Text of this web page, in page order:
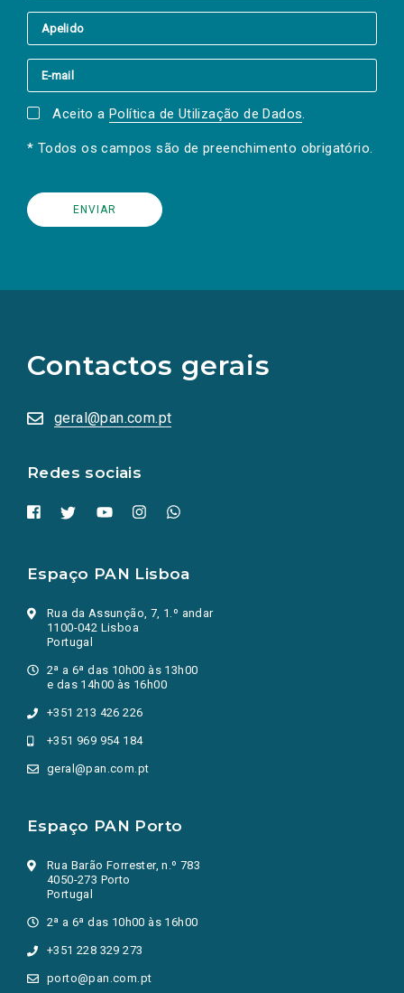
Aceito a Política de Utilização de Dados.
* Todos os campos são de preenchimento obrigatório.
Contactos gerais
geral@pan.com.pt
Redes sociais
redes
sociais
numa
nova
Espaço PAN Lisboa
Rua da Assunção, 7, 1.º andar
1100-042 Lisboa
Portugal
2ª a 6ª das 10h00 às 13h00
e das 14h00 às 16h00
+351 213 426 226
+351 969 954 184
geral@pan.com.pt
Espaço PAN Porto
Rua Barão Forrester, n.º 783
4050-273 Porto
Portugal
2ª a 6ª das 10h00 às 16h00
+351 228 329 273
porto@pan.com.pt